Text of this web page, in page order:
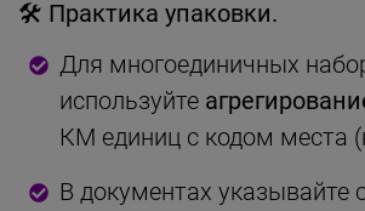
🛠 Практика упаковки.
Для многоединичных
используйте
КМ единиц с кодом места
В документах указывайте